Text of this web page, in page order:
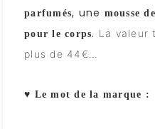
parfumés, une mousse
pour le corps. La valeur
plus de 44€…
♥ Le mot de la marque :